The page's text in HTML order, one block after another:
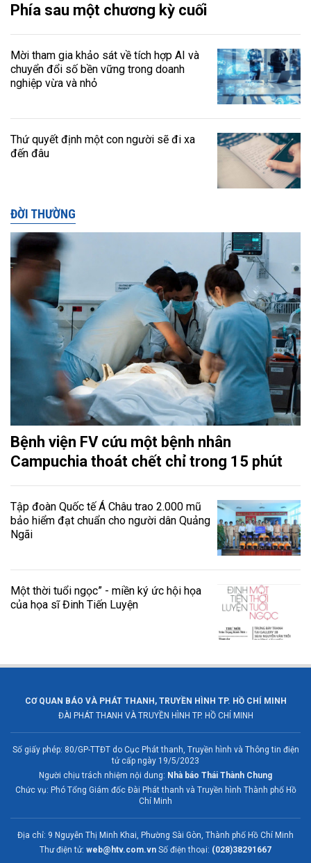
Phía sau một chương kỳ cuối
Mời tham gia khảo sát về tích hợp AI và
chuyển đổi số bền vững trong doanh
nghiệp vừa và nhỏ
Thứ quyết định một con người sẽ đi xa
đến đâu
ĐỜI THƯỜNG
Bệnh viện FV cứu một bệnh nhân
Campuchia thoát chết chỉ trong 15 phút
Tập đoàn Quốc tế Á Châu trao 2.000 mũ
bảo hiểm đạt chuẩn cho người dân Quảng
Ngãi
Một thời tuổi ngọc” - miền ký ức hội họa
của họa sĩ Đinh Tiến Luyện
CƠ QUAN BÁO VÀ PHÁT THANH, TRUYỀN HÌNH TP. HỒ CHÍ MINH
ĐÀI PHÁT THANH VÀ TRUYỀN HÌNH TP. HỒ CHÍ MINH
Số giấy phép: 80/GP-TTĐT do Cục Phát thanh, Truyền hình và Thông tin điện
tử cấp ngày 19/5/2023
Người chịu trách nhiệm nội dung: Nhà báo Thái Thành Chung
Chức vụ: Phó Tổng Giám đốc Đài Phát thanh và Truyền hình Thành phố Hồ
Chí Minh
Địa chỉ: 9 Nguyễn Thị Minh Khai, Phường Sài Gòn, Thành phố Hồ Chí Minh
Thư điện tử: web@htv.com.vn Số điện thoại: (028)38291667